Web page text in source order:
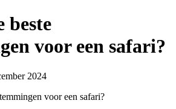
beste
voor een safari?
2024